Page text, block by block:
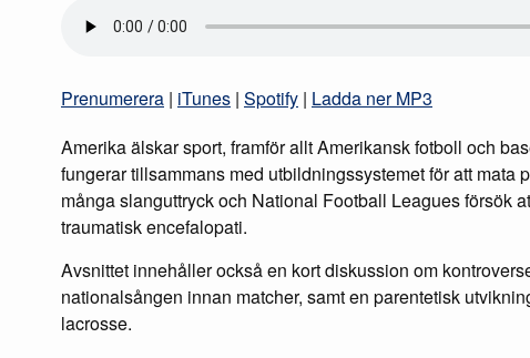
Prenumerera | iTunes | Spotify | Ladda ner MP3
Amerika älskar sport, framför allt Amerikansk fotboll och
fungerar tillsammans med utbildningssystemet för att mata
många slanguttryck och National Football Leagues försök
traumatisk encefalopati.
Avsnittet innehåller också en kort diskussion om
nationalsången innan matcher, samt en parentetisk
lacrosse.